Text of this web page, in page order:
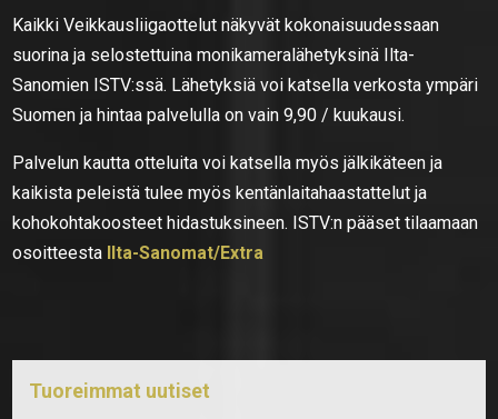
Kaikki Veikkausliigaottelut näkyvät kokonaisuudessaan
suorina ja selostettuina monikameralähetyksinä Ilta-
Sanomien ISTV:ssä. Lähetyksiä voi katsella verkosta ympäri
Suomen ja hintaa palvelulla on vain 9,90 / kuukausi.
Palvelun kautta otteluita voi katsella myös jälkikäteen ja
kaikista peleistä tulee myös kentänlaitahaastattelut ja
kohokohtakoosteet hidastuksineen. ISTV:n pääset tilaamaan
osoitteesta Ilta-Sanomat/Extra
Tuoreimmat uutiset